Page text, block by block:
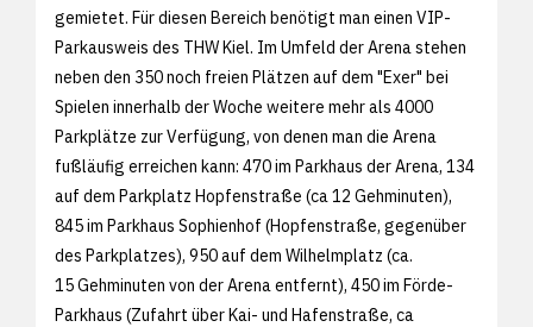
gemietet. Für diesen Bereich benötigt man einen VIP-
Parkausweis des THW Kiel. Im Umfeld der Arena stehen
neben den 350 noch freien Plätzen auf dem "Exer" bei
Spielen innerhalb der Woche weitere mehr als 4000
Parkplätze zur Verfügung, von denen man die Arena
fußläufig erreichen kann: 470 im Parkhaus der Arena, 134
auf dem Parkplatz Hopfenstraße (ca 12 Gehminuten),
845 im Parkhaus Sophienhof (Hopfenstraße, gegenüber
des Parkplatzes), 950 auf dem Wilhelmplatz (ca.
15 Gehminuten von der Arena entfernt), 450 im Förde-
Parkhaus (Zufahrt über Kai- und Hafenstraße, ca